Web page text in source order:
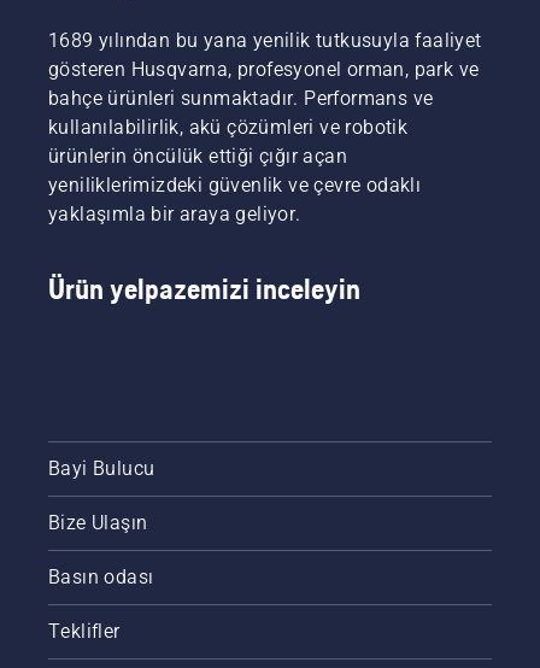
1689 yılından bu yana yenilik tutkusuyla faaliyet
gösteren Husqvarna, profesyonel orman, park ve
bahçe ürünleri sunmaktadır. Performans ve
kullanılabilirlik, akü çözümleri ve robotik
ürünlerin öncülük ettiği çığır açan
yeniliklerimizdeki güvenlik ve çevre odaklı
yaklaşımla bir araya geliyor.
Ürün yelpazemizi inceleyin
Bayi Bulucu
Bize Ulaşın
Basın odası
Teklifler